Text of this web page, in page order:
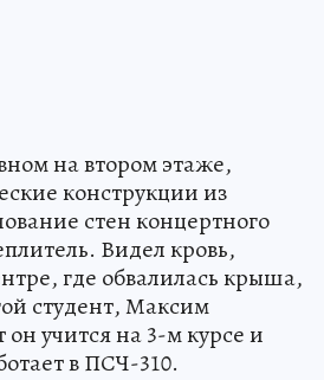
на втором этаже,
конструкции из
стен концертного
Видел кровь,
где обвалилась крыша,
студент, Максим
он учится на 3-м курсе и
в ПСЧ-310.